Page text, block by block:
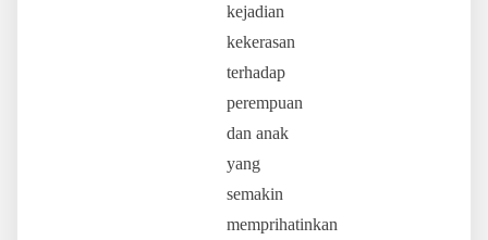
kejadian
kekerasan
terhadap
perempuan
dan anak
yang
semakin
memprihatinkan